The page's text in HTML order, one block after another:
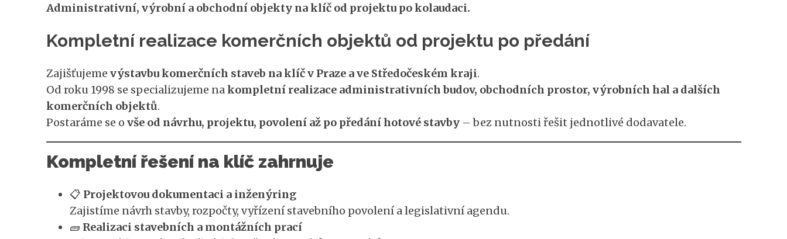
Administrativní, výrobní a obchodní objekty na klíč od projektu po kolaudaci.
Kompletní realizace komerčních objektů od projektu po předání
Zajišťujeme výstavbu komerčních staveb na klíč v Praze a ve Středočeském kraji.
Od roku 1998 se specializujeme nakompletní realizace administrativních budov, obchodních prostor, výrobních hal a dalších
komerčních objektů.
Postaráme se o vše od návrhu, projektu, povolení až po předání hotové stavby– bez nutnosti řešit jednotlivé dodavatele.
Kompletní řešení na klíč zahrnuje
📋 Projektovou dokumentaci a inženýring
Zajistíme návrh stavby, rozpočty, vyřízení stavebního povolení a legislativní agendu.
🧱 Realizaci stavebních a montážních prací